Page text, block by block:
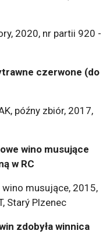
2020, nr partii 920 -
czerwone (do
późny zbiór, 2017,
wino musujące
w RC
musujące, 2015,
Starý Plzenec
zdobyła winnica